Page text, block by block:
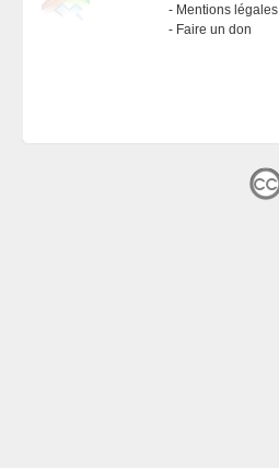
Mentions légales
Faire un don